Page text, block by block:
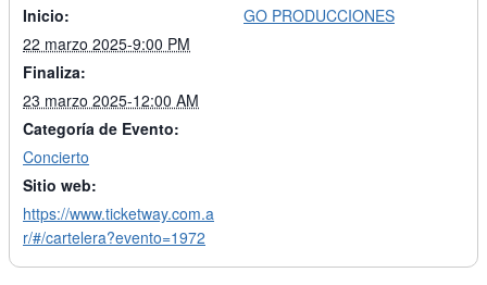
Inicio:
22 marzo 2025-9:00 PM
Finaliza:
23 marzo 2025-12:00 AM
Categoría de Evento:
Concierto
Sitio web:
https://www.ticketway.com.a
r/#/cartelera?evento=1972
GO PRODUCCIONES